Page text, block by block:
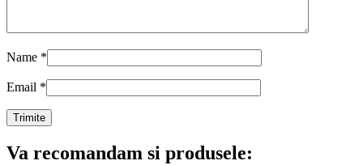
Name *
Email *
Va recomandam si produsele: